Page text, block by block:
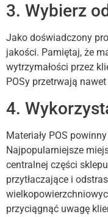
3. Wybierz
Jako doświadczony
jakości. Pamiętaj, że
wytrzymałości przez
POSy przetrwają
4.
Materiały POS
Najpopularniejsze
centralnej części
przytłaczające i
przyciągnąć uwagę